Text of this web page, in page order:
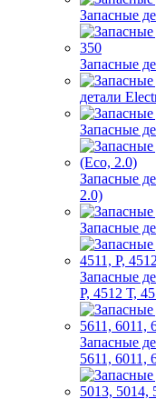
Запасные
Запасные
детали
Запасные
Запасные
2.0)
Запасные
Запасные
P, 4512 Т,
Запасные
5611, 6011,